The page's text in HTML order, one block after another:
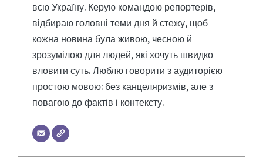
всю Україну. Керую командою репортерів,
відбираю головні теми дня й стежу, щоб
кожна новина була живою, чесною й
зрозумілою для людей, які хочуть швидко
вловити суть. Люблю говорити з аудиторією
простою мовою: без канцеляризмів, але з
повагою до фактів і контексту.